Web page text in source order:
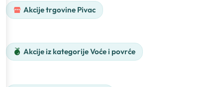
Akcije trgovine Pivac
Akcije iz kategorije Voće i povrće